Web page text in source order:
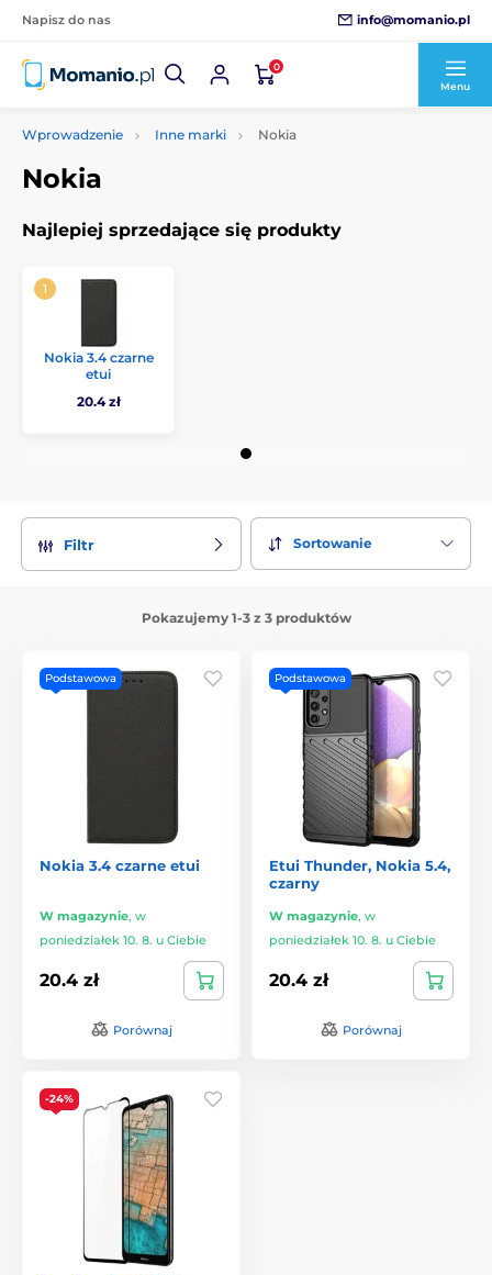
Napisz do nas info@momanio.pl
0
Menu
Wprowadzenie Inne marki Nokia
Nokia
Najlepiej sprzedające się produkty
Nokia 3.4 czarne
etui
20.4 zł
Filtr Sortowanie
Pokazujemy 1-3 z 3 produktów
Podstawowa
Nokia 3.4 czarne etui
W magazynie, w
poniedziałek 10. 8. u Ciebie
20.4 zł
Porównaj
Podstawowa
Etui Thunder, Nokia 5.4,
czarny
W magazynie, w
poniedziałek 10. 8. u Ciebie
20.4 zł
Porównaj
-24%